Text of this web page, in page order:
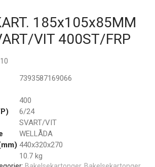
185x105x85MM
VIT 400ST/FRP
7393587169066
400
6/24
SVART/VIT
WELLÅDA
440x320x270
10.7 kg